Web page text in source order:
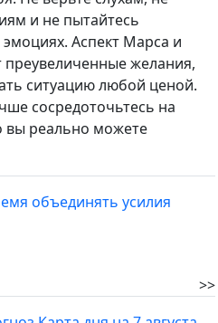
и не пытайтесь
Аспект Марса и
преувеличенные желания,
ситуацию любой ценой.
сосредоточьтесь на
вы реально можете
объединять усилия
>>